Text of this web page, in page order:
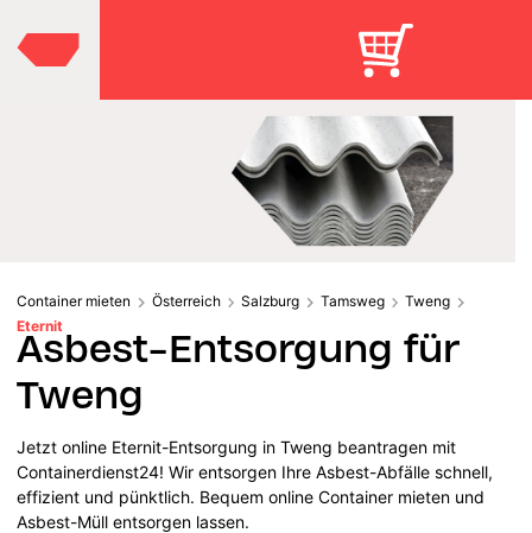
Container mieten Österreich Salzburg Tamsweg
Tweng
Eternit
Asbest-Entsorgung für
Tweng
Jetzt online Eternit-Entsorgung in Tweng beantragen mit
Containerdienst24! Wir entsorgen Ihre Asbest-Abfälle schnell,
effizient und pünktlich. Bequem online Container mieten und
Asbest-Müll entsorgen lassen.